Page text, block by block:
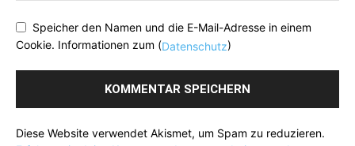
Speicher den Namen und die E-Mail-Adresse in einem
Cookie. Informationen zum (Datenschutz)
Diese Website verwendet Akismet, um Spam zu reduzieren.